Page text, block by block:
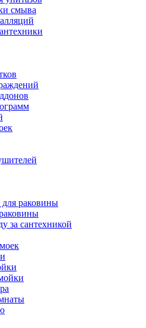
смыва
раковины
за сантехникой